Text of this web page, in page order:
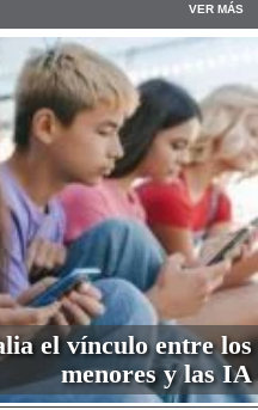
VER MÁS
el vínculo entre los
menores y las IA